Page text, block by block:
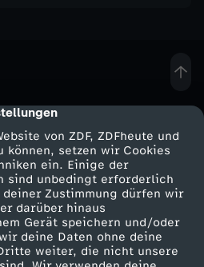
von ZDF, ZDFheute und
können, setzen wir Cookies
ein. Einige der
sind unbedingt erforderlich
Zustimmung dürfen wir
darüber hinaus
Gerät speichern und/oder
deine Daten ohne deine
weiter, die nicht unsere
Service
ZDFmitreden
Kontakt zum ZDF